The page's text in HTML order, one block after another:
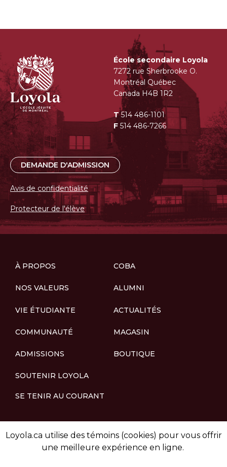
Loyola.ca utilise des témoins (cookies) pour vous offrir
une meilleure expérience en ligne.
École secondaire Loyola
7272 rue Sherbrooke O.
Montréal Québec
Canada H4B 1R2
T514 486-1101
F 514 486-7266
DEMANDE D'ADMISSION
Avis de confidentialité
Protecteur de l'élève
À PROPOS
NOS VALEURS
VIE ÉTUDIANTE
COMMUNAUTÉ
ADMISSIONS
SOUTENIR LOYOLA
SE TENIR AU COURANT
COBA
ALUMNI
ACTUALITÉS
MAGASIN
BOUTIQUE